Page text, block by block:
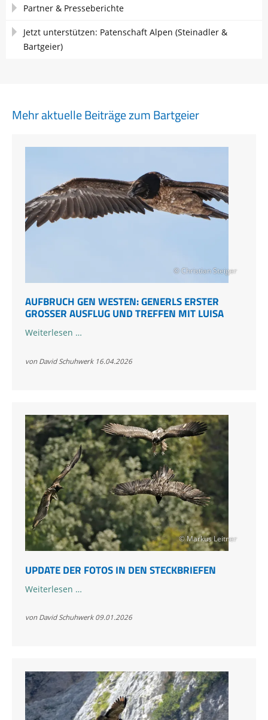
Partner & Presseberichte
Jetzt unterstützen: Patenschaft Alpen (Steinadler &
Bartgeier)
Mehr aktuelle Beiträge zum Bartgeier
© Christian Steiger
AUFBRUCH GEN WESTEN: GENERLS ERSTER
GROSSER AUSFLUG UND TREFFEN MIT LUISA
Weiterlesen …Aufbruch
Westen:
Ausflug
und
Treffen
mit
Luisa
von David Schuhwerk 16.04.2026
© Markus Leitner
UPDATE DER FOTOS IN DEN STECKBRIEFEN
Weiterlesen …
Fotos
von David Schuhwerk 09.01.2026